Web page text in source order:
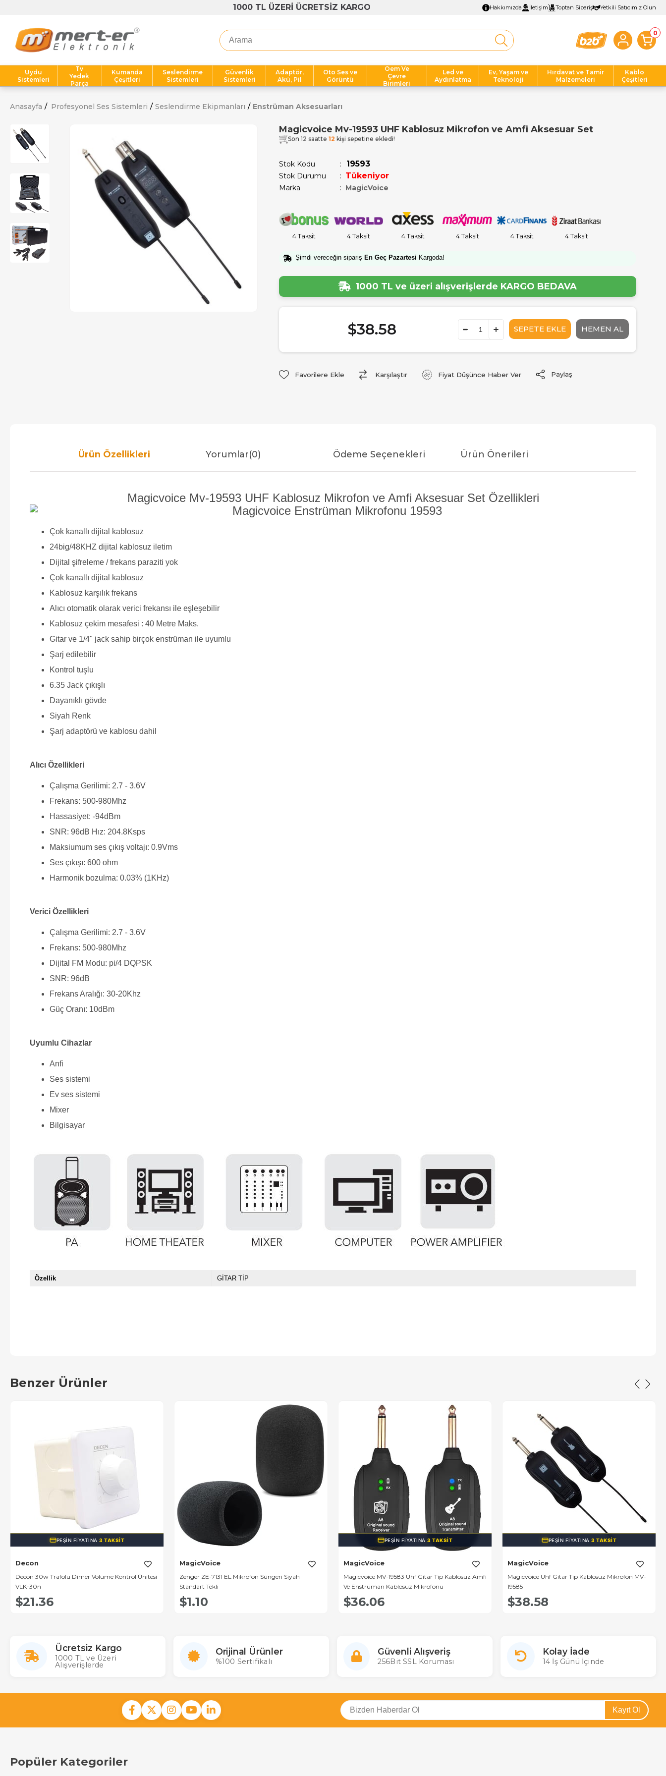
1000 TL ÜZERİ ÜCRETSİZ KARGO Hakkımızda İletişim Toptan Sipariş Yetkili Satıcımız Olun
0
Uydu
Sistemleri
Tv
Yedek
Parça
Kumanda
Çeşitleri
Seslendirme
Sistemleri
Güvenlik
Sistemleri
Adaptör,
Akü, Pil
Oto Ses ve
Görüntü
Oem Ve
Çevre
Birimleri
Led ve
Aydınlatma
Ev, Yaşam ve
Teknoloji
Hırdavat ve Tamir
Malzemeleri
Kablo
Çeşitleri
Anasayfa Profesyonel Ses Sistemleri Seslendirme Ekipmanları Enstrüman Aksesuarları
Magicvoice Mv-19593 UHF Kablosuz Mikrofon ve Amfi Aksesuar Set
Son 12 saatte 12 kişi sepetine ekledi!
Stok Kodu 19593
Stok Durumu : Tükeniyor
Marka : MagicVoice
4 Taksit 4 Taksit 4 Taksit 4 Taksit 4 Taksit 4 Taksit
Şimdi vereceğin sipariş En Geç Pazartesi Kargoda!
1000 TL ve üzeri alışverişlerde KARGO BEDAVA
$38.58
Favorilere Ekle Karşılaştır Fiyat Düşünce Haber Ver Paylaş
Ürün Özellikleri Yorumlar(0) Ödeme Seçenekleri Ürün Önerileri
Magicvoice Mv-19593 UHF Kablosuz Mikrofon ve Amfi Aksesuar Set Özellikleri
Çok kanallı dijital kablosuz
24big/48KHZ dijital kablosuz iletim
Dijital şifreleme / frekans paraziti yok
Çok kanallı dijital kablosuz
Kablosuz karşılık frekans
Alıcı otomatik olarak verici frekansı ile eşleşebilir
Kablosuz çekim mesafesi : 40 Metre Maks.
Gitar ve 1/4" jack sahip birçok enstrüman ile uyumlu
Şarj edilebilir
Kontrol tuşlu
6.35 Jack çıkışlı
Dayanıklı gövde
Siyah Renk
Şarj adaptörü ve kablosu dahil
Alıcı Özellikleri
Çalışma Gerilimi: 2.7 - 3.6V
Frekans: 500-980Mhz
Hassasiyet: -94dBm
SNR: 96dB Hız: 204.8Ksps
Maksiumum ses çıkış voltajı: 0.9Vms
Ses çıkışı: 600 ohm
Harmonik bozulma: 0.03% (1KHz)
Verici Özellikleri
Çalışma Gerilimi: 2.7 - 3.6V
Frekans: 500-980Mhz
Dijital FM Modu: pi/4 DQPSK
SNR: 96dB
Frekans Aralığı: 30-20Khz
Güç Oranı: 10dBm
Uyumlu Cihazlar
Anfi
Ses sistemi
Ev ses sistemi
Mixer
Bilgisayar
Özellik GİTAR TİP
Benzer Ürünler
PEŞIN FIYATINA3 TAKSIT
Decon
Decon 30w Trafolu Dimer Volume Kontrol Ünitesi
VLK-30n
$21.36
MagicVoice
Zenger ZE-7131 EL Mikrofon Süngeri Siyah
Standart Tekli
$1.10
PEŞIN FIYATINA3 TAKSIT
MagicVoice
Magicvoice MV-19583 Uhf Gitar Tip Kablosuz Amfi
Ve Enstrüman Kablosuz Mikrofonu
$36.06
PEŞIN FIYATINA3 TAKSIT
MagicVoice
Magicvoice Uhf Gitar Tip Kablosuz Mikrofon MV-
19585
$38.58
Ücretsiz Kargo
1000 TL ve Üzeri
Alışverişlerde
Orijinal Ürünler
%100 Sertifikalı
Güvenli Alışveriş
256Bit SSL Koruması
Kolay İade
14 İş Günü İçinde
Kayıt Ol
Popüler Kategoriler